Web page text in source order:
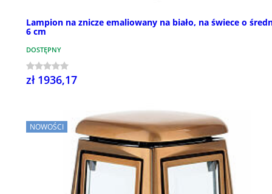
Lampion na znicze emaliowany na biało, na świece o
6 cm
DOSTĘPNY
zł 1936,17
NOWOŚCI